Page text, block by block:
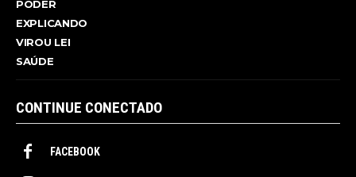
PODER
EXPLICANDO
VIROU LEI
SAÚDE
CONTINUE CONECTADO
FACEBOOK